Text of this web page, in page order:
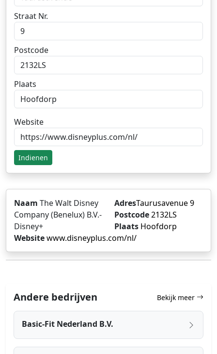
Straat Nr.
Postcode
Plaats
Website
Indienen
Naam The Walt Disney
Company (Benelux) B.V.-
Disney+
AdresTaurusavenue 9
Postcode2132LS
Plaats Hoofdorp
Websitewww.disneyplus.com/nl/
Andere bedrijven Bekijk meer
Basic-Fit Nederland B.V.